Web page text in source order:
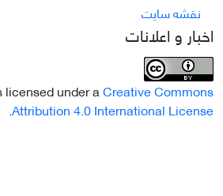
نقشه سایت
اخبار و اعلانات
licensed under aCreative Commons
Attribution 4.0 International License
.